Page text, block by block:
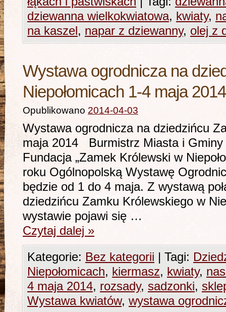
dziewanna wielkokwiatowa, kwiaty,
na kaszel, napar z dziewanny, olej z
Wystawa ogrodnicza na
Niepołomicach 1-4 maja 2014
Opublikowano 2014-04-03
Wystawa ogrodnicza na dziedzińcu
maja 2014 Burmistrz Miasta i Gminy
Fundacja „Zamek Królewski w
roku Ogólnopolską Wystawę
będzie od 1 do 4 maja. Z wystawą
dziedzińcu Zamku Królewskiego w
wystawie pojawi się …
Czytaj dalej »
Kategorie: Bez kategorii | Tagi:
Niepołomicach, kiermasz, kwiaty,
4 maja 2014, rozsady, sadzonki,
Wystawa kwiatów, wystawa